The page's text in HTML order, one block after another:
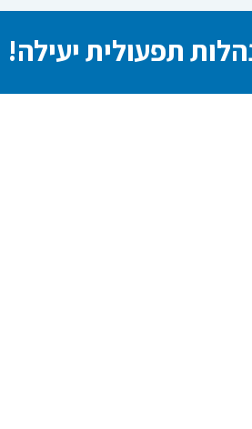
תפעולית יעילה!